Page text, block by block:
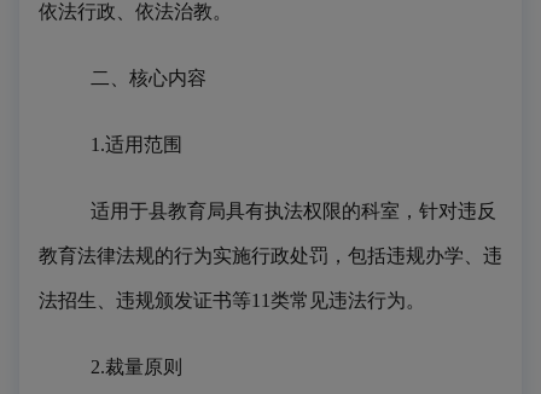
依法行政、依法治教。
二、 核心内容
1.适用范围
适用于县教育局具有执法权限的科室，针对违反
教育法律法规的行为实施行政处罚，包括违规办学、违
法招生、违规颁发证书等11类常见违法行为。
2.裁量原则